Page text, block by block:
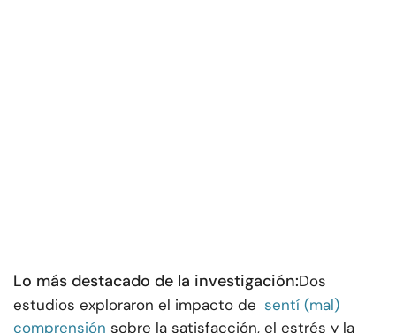
Lo más destacado de la investigación:Dos
estudios exploraron el impacto de sentí (mal)
comprensión sobre la satisfacción, el estrés y la